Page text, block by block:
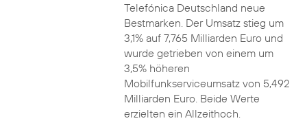
Telefónica Deutschland neue
Bestmarken. Der Umsatz stieg um
3,1% auf 7,765 Milliarden Euro und
wurde getrieben von einem um
3,5% höheren
Mobilfunkserviceumsatz von 5,492
Milliarden Euro. Beide Werte
erzielten ein Allzeithoch.